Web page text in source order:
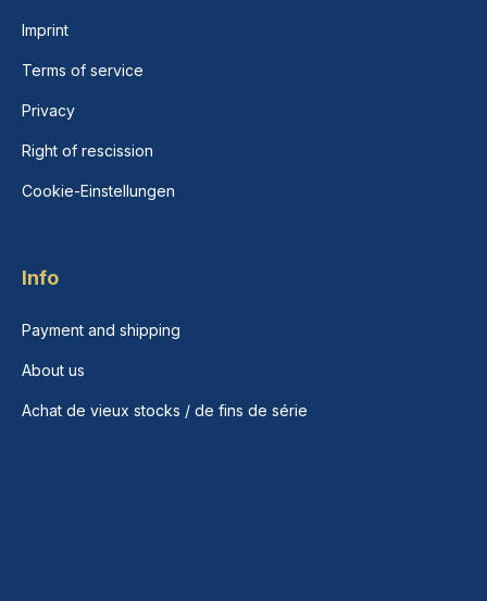
Imprint
Terms of service
Privacy
Right of rescission
Cookie-Einstellungen
Info
Payment and shipping
About us
Achat de vieux stocks / de fins de série